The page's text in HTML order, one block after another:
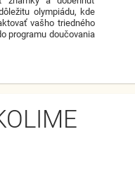
olympiádu, kde
vašho triedného
programu doučovania